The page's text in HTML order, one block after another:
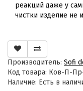
реакций даже у
чистки изделие не
Производитель: Sofi
Код товара: Ков-П-
Наличие: Есть в